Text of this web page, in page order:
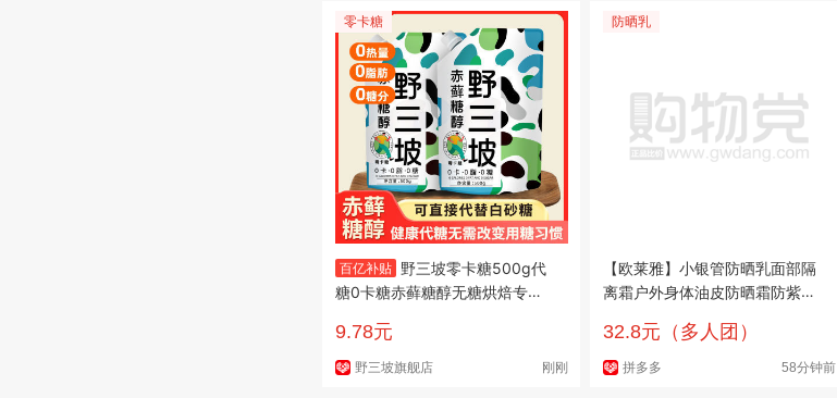
零卡糖
百亿补贴
野三坡零卡糖500g代
糖0卡糖赤藓糖醇无糖烘焙专用
9.78元
野三坡旗舰店 刚刚
防晒乳
【欧莱雅】小银管防晒乳面部隔
离霜户外身体油皮防晒霜防紫外
32.8元（多人团）
拼多多 58分钟前